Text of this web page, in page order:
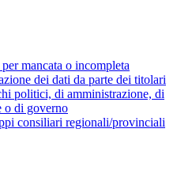
mancata o incompleta
dei dati da parte dei titolari
politici, di amministrazione, di
o di governo
consiliari regionali/provinciali